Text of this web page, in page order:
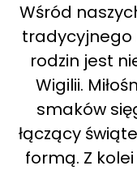
Wśród
tradycyjnego
rodzin jest
Wigilii.
smaków
łączący
formą. Z